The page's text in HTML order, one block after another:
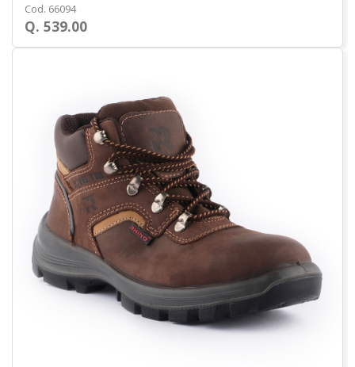
Cod. 66094
Q. 539.00